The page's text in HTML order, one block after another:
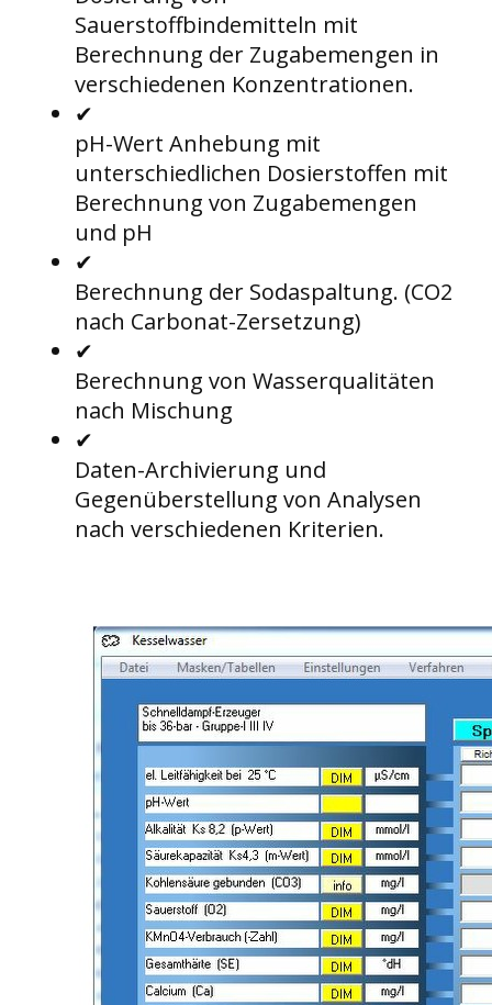
Sauerstoffbindemitteln mit
Berechnung der Zugabemengen in
verschiedenen Konzentrationen.
✔
pH-Wert Anhebung mit
unterschiedlichen Dosierstoffen mit
Berechnung von Zugabemengen
und pH
✔
Berechnung der Sodaspaltung. (CO2
nach Carbonat-Zersetzung)
✔
Berechnung von Wasserqualitäten
nach Mischung
✔
Daten-Archivierung und
Gegenüberstellung von Analysen
nach verschiedenen Kriterien.